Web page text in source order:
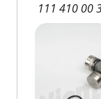
111 410 00